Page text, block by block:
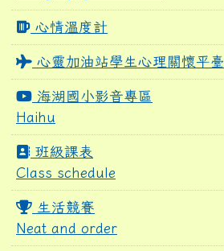
心情溫度計
心靈加油站學生心理關懷平臺
海湖國小影音專區
Haihu
班級課表
Class schedule
生活競賽
Neat and order